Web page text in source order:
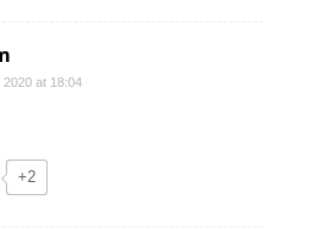
2020 at 18:04
+2